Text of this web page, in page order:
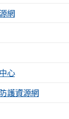
網
心
護資源網